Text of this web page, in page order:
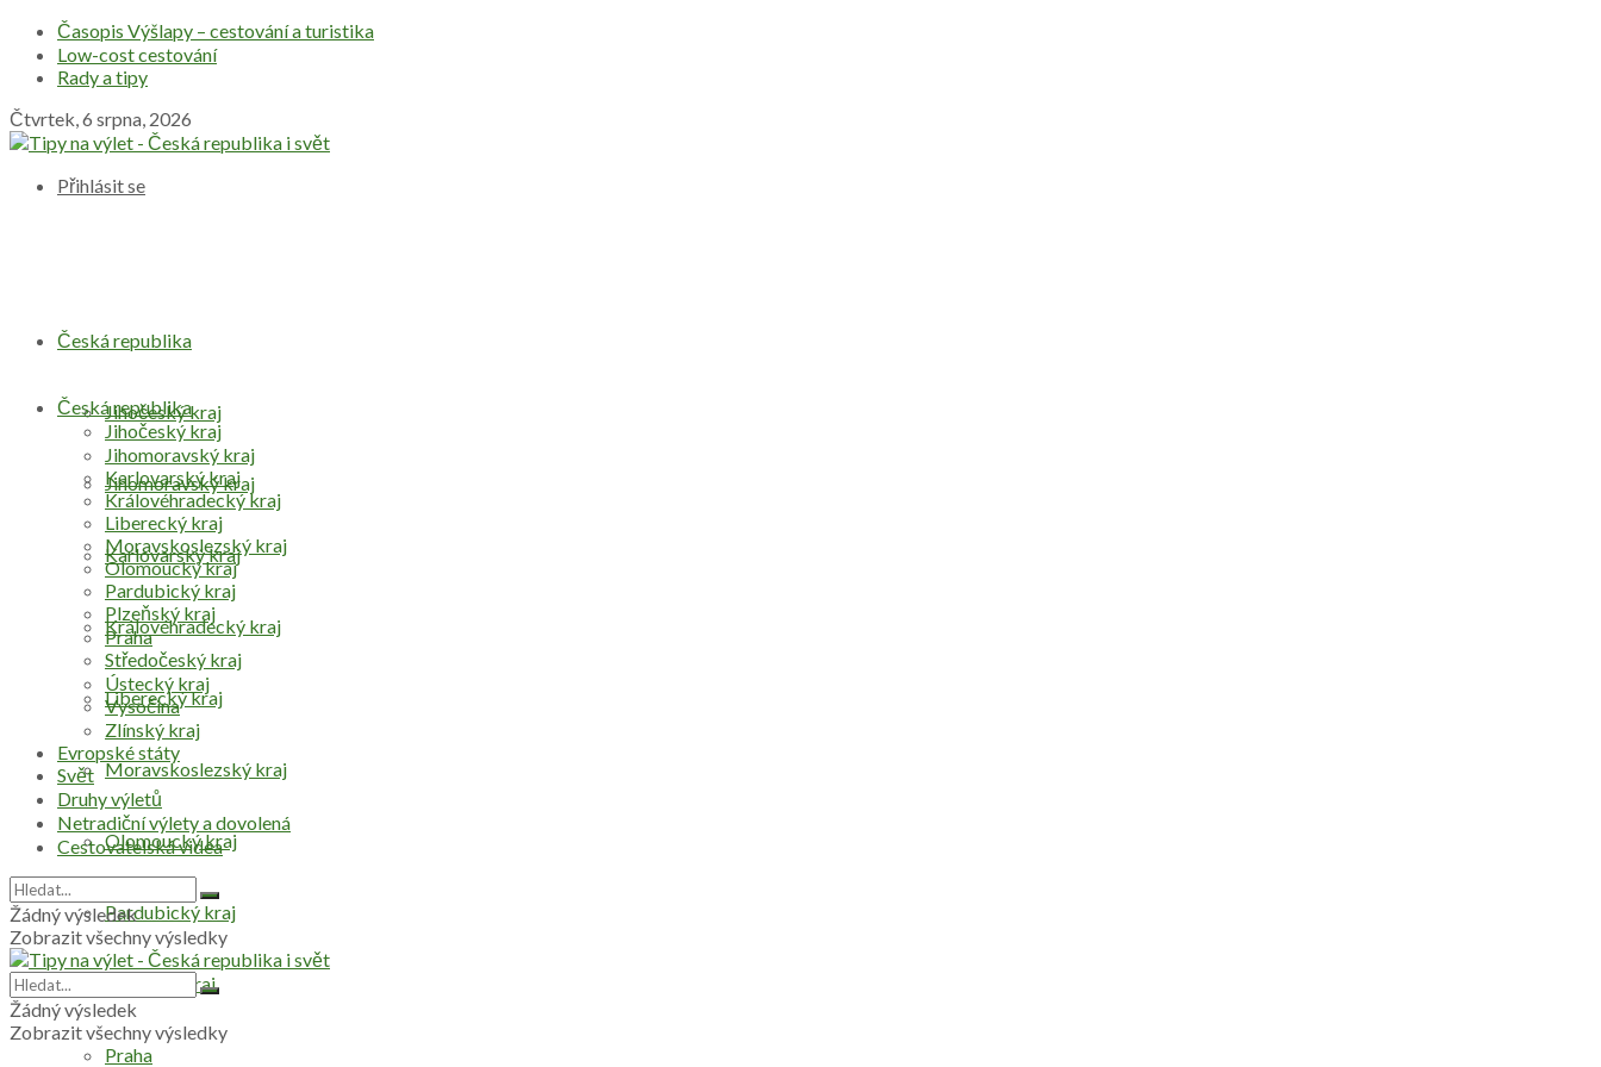
Časopis Výšlapy – cestování a turistika
Low-cost cestování
Rady a tipy
Čtvrtek, 6 srpna, 2026
Přihlásit se
Česká republika
Jihočeský kraj
Jihomoravský kraj
Karlovarský kraj
Královéhradecký kraj
Liberecký kraj
Moravskoslezský kraj
Olomoucký kraj
Pardubický kraj
Plzeňský kraj
Praha
Česká republika
Jihočeský kraj
Jihomoravský kraj
Karlovarský kraj
Královéhradecký kraj
Liberecký kraj
Moravskoslezský kraj
Olomoucký kraj
Pardubický kraj
Plzeňský kraj
Praha
Středočeský kraj
Ústecký kraj
Vysočina
Zlínský kraj
Evropské státy
Svět
Druhy výletů
Netradiční výlety a dovolená
Cestovatelská videa
Žádný výsledek
Zobrazit všechny výsledky
Žádný výsledek
Zobrazit všechny výsledky